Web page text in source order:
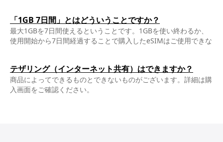
「1GB 7日間」とはどういうことですか？
最大1GBを7日間使えるということです。1GBを使い終わるか、
使用開始から7日間経過することで購入したeSIMはご使用できな
テザリング（インターネット共有）はできますか？
商品によってできるものとできないものがございます。詳細は購
入画面をご確認ください。